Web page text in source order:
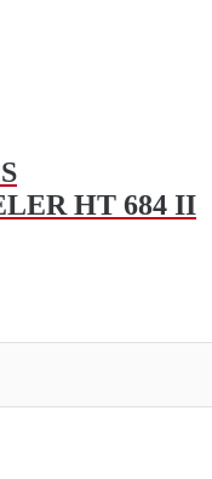
HT 684 II